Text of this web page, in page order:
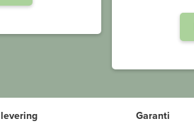
levering Garanti